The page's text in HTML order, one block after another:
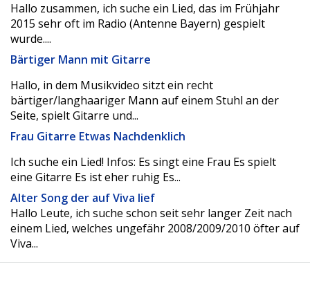
Hallo zusammen, ich suche ein Lied, das im Frühjahr
2015 sehr oft im Radio (Antenne Bayern) gespielt
wurde....
Bärtiger Mann mit Gitarre
Hallo, in dem Musikvideo sitzt ein recht
bärtiger/langhaariger Mann auf einem Stuhl an der
Seite, spielt Gitarre und...
Frau Gitarre Etwas Nachdenklich
Ich suche ein Lied! Infos: Es singt eine Frau Es spielt
eine Gitarre Es ist eher ruhig Es...
Alter Song der auf Viva lief
Hallo Leute, ich suche schon seit sehr langer Zeit nach
einem Lied, welches ungefähr 2008/2009/2010 öfter auf
Viva...